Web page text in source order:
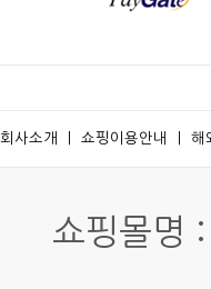
회사소개 쇼핑이용안내 해
쇼핑몰명